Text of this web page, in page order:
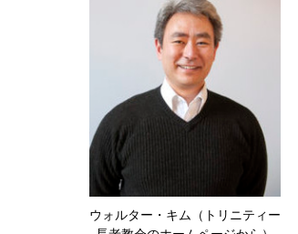
ウォルター・キム（トリニティー